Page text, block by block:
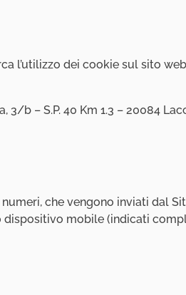
l’utilizzo dei cookie sul sito
b – S.P. 40 Km 1.3 – 20084
che vengono inviati dal
mobile (indicati